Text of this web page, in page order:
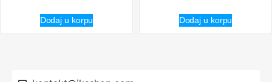
Dodaj u korpu Dodaj u korpu